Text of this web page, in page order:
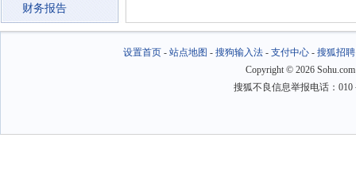
财务报告
设置首页- 站点地图 - 搜狗输入法- 支付中心- 搜狐招聘
Copyright © 2026
搜狐不良信息举报电话：010